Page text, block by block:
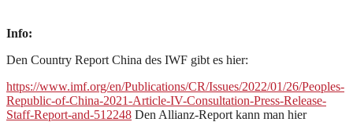
Info:
Den Country Report China des IWF gibt es hier:
https://www.imf.org/en/Publications/CR/Issues/2022/01/26/Peoples-
Republic-of-China-2021-Article-IV-Consultation-Press-Release-
Staff-Report-and-512248 Den Allianz-Report kann man hier